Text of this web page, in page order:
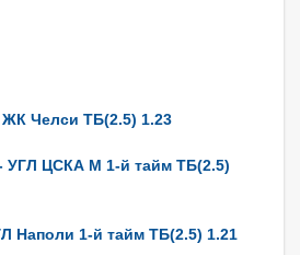
Челси ТБ(2.5) 1.23
УГЛ ЦСКА М 1-й тайм ТБ(2.5)
Наполи 1-й тайм ТБ(2.5) 1.21